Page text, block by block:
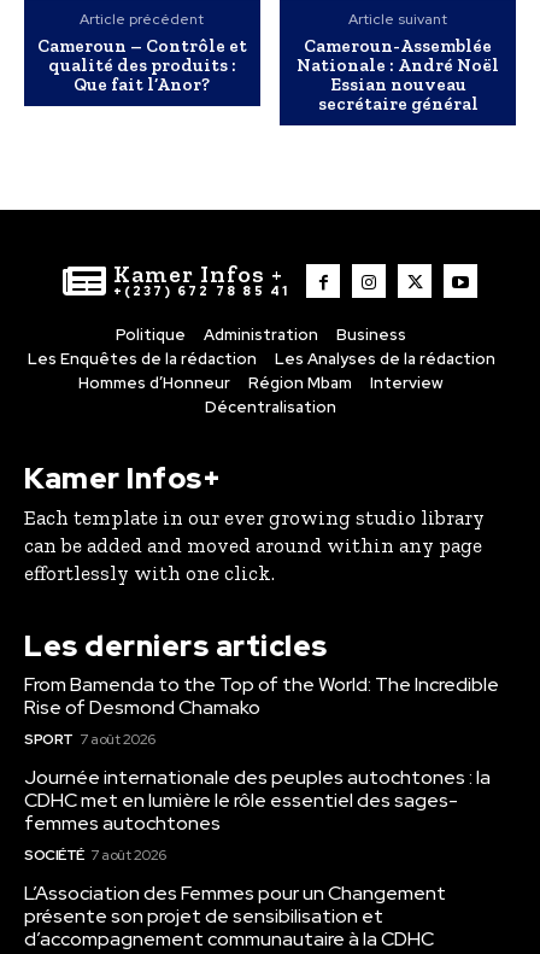
Article précédent
Cameroun – Contrôle et
qualité des produits :
Que fait l’Anor?
Article suivant
Cameroun-Assemblée
Nationale : André Noël
Essian nouveau
secrétaire général
Kamer Infos +
+(237) 672 78 85 41
Politique Administration
Business
Les Enquêtes de la rédaction
Les Analyses de la rédaction
Hommes d’Honneur
Région Mbam
Interview
Décentralisation
Kamer Infos+
Each template in our ever growing studio library
can be added and moved around within any page
effortlessly with one click.
Les derniers articles
From Bamenda to the Top of the World: The Incredible
Rise of Desmond Chamako
SPORT 7 août 2026
Journée internationale des peuples autochtones : la
CDHC met en lumière le rôle essentiel des sages-
femmes autochtones
SOCIÉTÉ 7 août 2026
L’Association des Femmes pour un Changement
présente son projet de sensibilisation et
d’accompagnement communautaire à la CDHC